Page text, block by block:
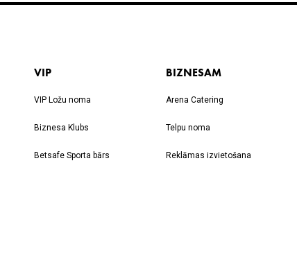
VIP
VIP Ložu noma
Biznesa Klubs
Betsafe Sporta bārs
BIZNESAM
Arena Catering
Telpu noma
Reklāmas izvietošana